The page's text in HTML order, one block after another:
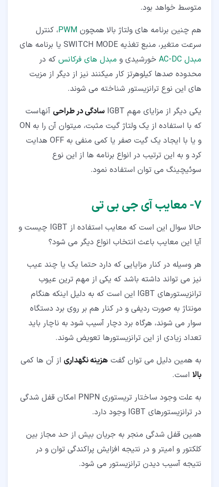
متوسط خواهد بود.
هم چنین برنامه های ولتاژ بالا همچون PWM، کنترل
سرعت متغیر، منبع تغذیه SWITCH MODE یا برنامه های
مبدل AC-DC
خورشیدی و مبدل های فرکانس که در
محدوده صدها کیلوهرتز کار میکنند نیز از دیگر از مزیت
های این نوع ترانزیستور شناخته می شوند.
یکی دیگر از مزایای مهم IGBT
سادگی در طراحی آنهاست
که با استفاده از یک ولتاژ گیت مثبت، میتوان آن را به ON
و یا با ایجاد یک گیت صفر یا کمی منفی به OFF هدایت
کرد و به این ترتیب در انواع برنامه ها از این نوع
سوئیچینگ می توان استفاده نمود.
۷‏- معایب آی جی بی تی
حالا سوال این است که معایب استفاده از IGBT چیست و
آیا این معایب باعث انتخاب انواع دیگر می شود؟
هر وسیله در کنار مزایایی که دارد حتما یک یا چند عیب
نیز می تواند داشته باشد که یکی از مهم ترین عیوب
ترانزیستورهای IGBT این است که به دلیل اینکه هنگام
مونتاژ به صورت ردیفی و در کنار هم بر روی برد دستگاه
سوار می شوند، هرگاه برد دچار آسیب شود به ناچار باید
تعداد زیادی از این ترانزیستورها تعویض شوند.
به همین دلیل می توان گفت هزینه نگهداری از آن ها کمی
بالا است.
به علت وجود ساختار تریستوری PNPN امکان قفل شدگی
در ترانزیستورهای IGBT وجود دارد.
همین قفل شدگی منجر به جریان بیش از حد مجاز بین
کلکتور و امیتر و در نتیجه افزایش پراکندگی توان و در
نتیجه آسیب دیدن ترانزیستور می شود.